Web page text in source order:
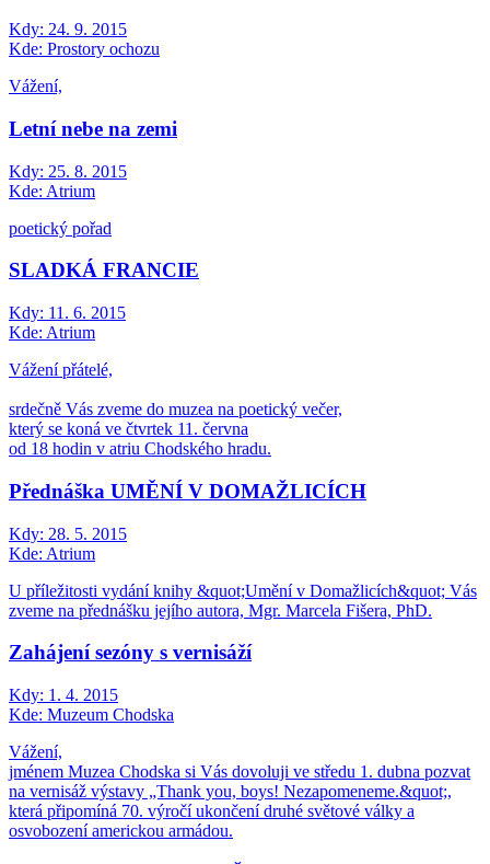
Kdy: 24. 9. 2015
Kde: Prostory ochozu
Vážení,
Letní nebe na zemi
Kdy: 25. 8. 2015
Kde: Atrium
poetický pořad
SLADKÁ FRANCIE
Kdy: 11. 6. 2015
Kde: Atrium
Vážení přátelé,
srdečně Vás zveme do muzea na poetický večer,
který se koná ve čtvrtek 11. června
od 18 hodin v atriu Chodského hradu.
Přednáška UMĚNÍ V DOMAŽLICÍCH
Kdy: 28. 5. 2015
Kde: Atrium
U příležitosti vydání knihy &quot;Umění v Domažlicích&quot; Vás
zveme na přednášku jejího autora, Mgr. Marcela Fišera, PhD.
Zahájení sezóny s vernisáží
Kdy: 1. 4. 2015
Kde: Muzeum Chodska
Vážení,
jménem Muzea Chodska si Vás dovoluji ve středu 1. dubna pozvat
na vernisáž výstavy „Thank you, boys! Nezapomeneme.&quot;,
která připomíná 70. výročí ukončení druhé světové války a
osvobození americkou armádou.